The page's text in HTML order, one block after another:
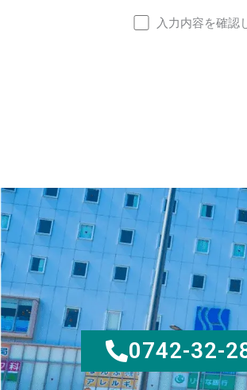
入力内容を確認
0742-32-